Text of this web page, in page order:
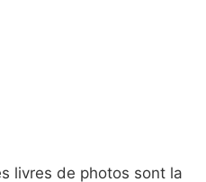
livres de photos sont la